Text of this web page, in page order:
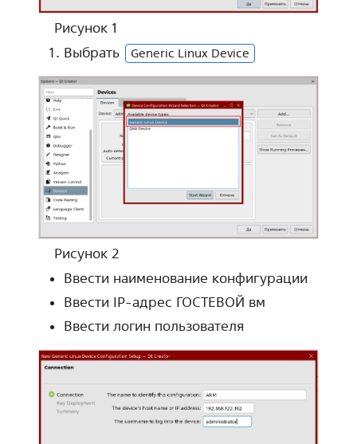
Рисунок 1
Выбрать
Generic Linux Device
Рисунок 2
Ввести наименование конфигурации
Ввести IP-адрес ГОСТЕВОЙ вм
Ввести логин пользователя